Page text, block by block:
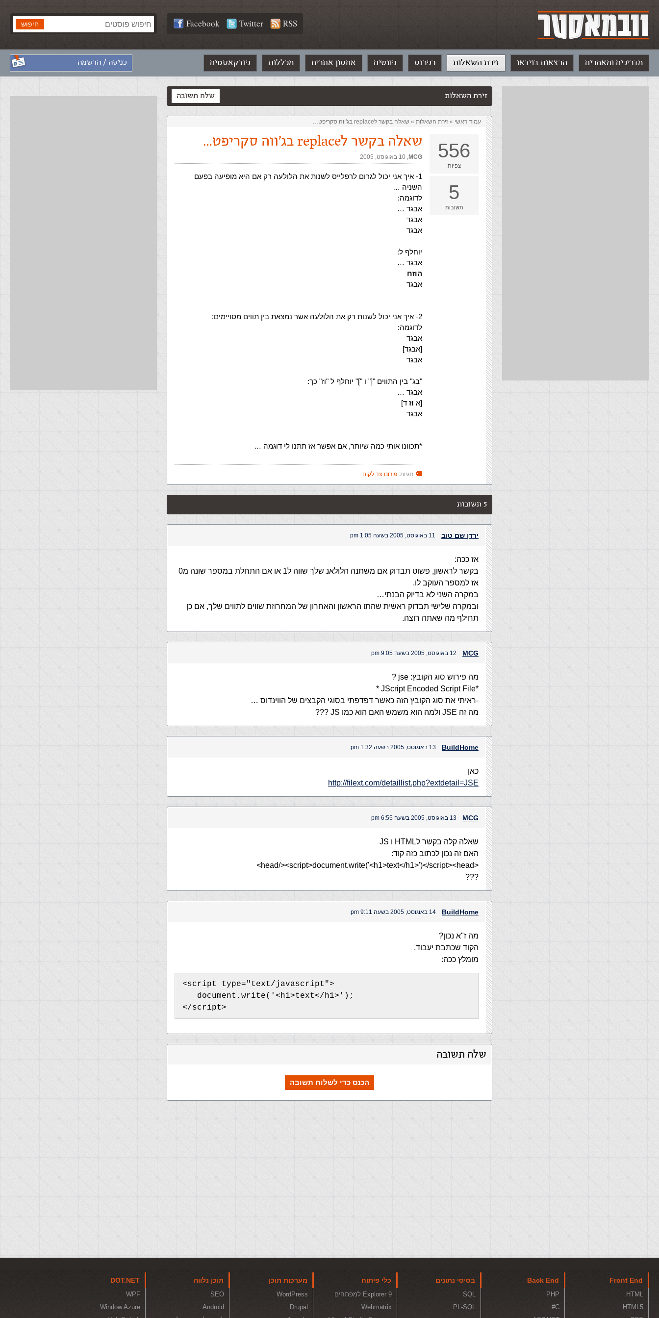
Facebook Twitter RSS
כניסה / הרשמה מדריכים ומאמרים הרצאות בוידאו זירת השאלות רפרנס פונטים אחסון אתרים מכללות פודקאסטים
שלח תשובה זירת השאלות
עמוד ראשי » ‏זירת השאלות‏ » שאלה בקשר לreplace בג'ווה סקריפט…
556
צפיות
5
תשובות
שאלה בקשר לreplace בג'ווה סקריפט…
MCG
,‏ 10 באוגוסט, 2005
1- איך אני יכול לגרום לרפלייס לשנות את הלולעה רק אם היא מופיעה בפעם
השניה …
לדוגמה:
אבגד …
אבגד
אבגד
יוחלף ל:
אבגד …
הוזח
אבגד
2- איך אני יכול לשנות רק את הלולעה אשר נמצאת בין תווים מסויימים:
לדוגמה:
אבגד
[אבגד]
אבגד
"בג" בין התווים "[" ו "]" יוחלף ל "וז" כך:
אבגד …
[א וז ד]
אבגד
*תכוונו אותי כמה שיותר, אם אפשר אז תתנו לי דוגמה …
תגיות: פורום צד לקוח
5 תשובות
ירדן שם טוב 11 באוגוסט, 2005 בשעה 1:05 pm
אז ככה:
בקשר לראשון, פשוט תבדוק אם משתנה הלולאנ שלך שווה ל1 או אם התחלת במספר שונה מ0
אז למספר העוקב לו.
במקרה השני לא בדיוק הבנתי…
ובמקרה שלישי תבדוק ראשית שהתו הראשון והאחרון של המחרוזת שווים לתווים שלך, אם כן
תחילף מה שאתה רוצה.
MCG 12 באוגוסט, 2005 בשעה 9:05 pm
מה פירוש סוג הקובץ: jse ?
*JScript Encoded Script File *
-ראיתי את סוג הקובץ הזה כאשר דפדפתי בסוגי הקבצים של הווינדוס …
מה זה JSE ולמה הוא משמש האם הוא כמו JS ???
BuildHome 13 באוגוסט, 2005 בשעה 1:32 pm
כאן
http://filext.com/detaillist.php?extdetail=JSE
MCG 13 באוגוסט, 2005 בשעה 6:55 pm
שאלה קלה בקשר לHTML ו JS
האם זה נכון לכתוב כזה קוד:
<head/><script>document.write('<h1>text</h1>')</script><head>
???
BuildHome 14 באוגוסט, 2005 בשעה 9:11 pm
מה ז"א נכון?
הקוד שכתבת יעבוד.
מומלץ ככה:
<script type="text/javascript">
document.write('<h1>text</h1>');
</script>
שלח תשובה
הכנס כדי לשלוח תשובה
Front End
HTML
HTML5
Back End
PHP
C#
בסיסי נתונים
SQL
PL-SQL
כלי פיתוח
Explorer 9 למפתחים
Webmatrix
מערכות תוכן
WordPress
Drupal
תוכן נלווה
SEO
Android
DOT.NET
WPF
Window Azure